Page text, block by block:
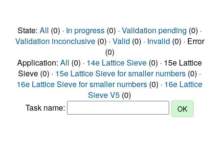
State: All (0) · In progress(0) · Validation pending (0) ·
Validation inconclusive(0) · Valid (0) · Invalid (0) · Error
(0)
Application: All (0) · 14e Lattice Sieve (0) · 15e Lattice
Sieve (0) · 15e Lattice Sieve for smaller numbers (0) ·
16e Lattice Sieve for smaller numbers (0) · 16e Lattice
Sieve V5 (0)
Task name: